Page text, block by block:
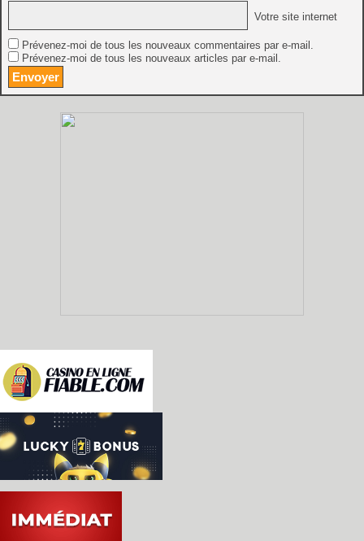
Votre site internet
Prévenez-moi de tous les nouveaux commentaires par e-mail.
Prévenez-moi de tous les nouveaux articles par e-mail.